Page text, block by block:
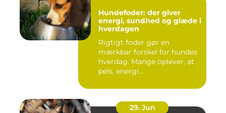
Hundefoder: der giver
energi, sundhed og glæde i
hverdagen
Rigtigt foder gør en
mærkbar forskel for hundes
hverdag. Mange oplever, at
pels, energi...
29. Jun